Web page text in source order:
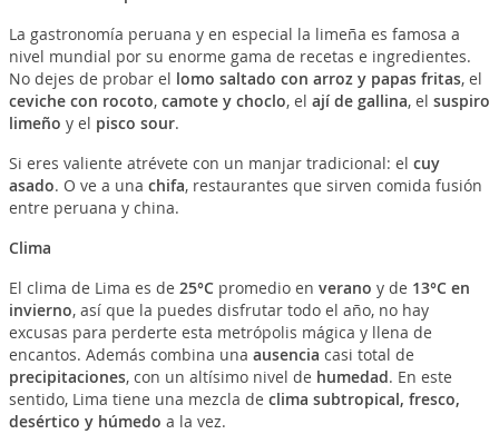
La gastronomía peruana y en especial la limeña es famosa a
nivel mundial por su enorme gama de recetas e ingredientes.
No dejes de probar el lomo saltado con arroz y papas fritas, el
ceviche con rocoto, camote y choclo, el ají de gallina, el suspiro
limeño y el pisco sour.
Si eres valiente atrévete con un manjar tradicional: el cuy
asado. O ve a una chifa, restaurantes que sirven comida fusión
entre peruana y china.
Clima
El clima de Lima es de 25°C promedio en verano y de 13°C en
invierno, así que la puedes disfrutar todo el año, no hay
excusas para perderte esta metrópolis mágica y llena de
encantos. Además combina una ausencia casi total de
precipitaciones, con un altísimo nivel de humedad. En este
sentido, Lima tiene una mezcla de clima subtropical, fresco,
desértico y húmedo a la vez.